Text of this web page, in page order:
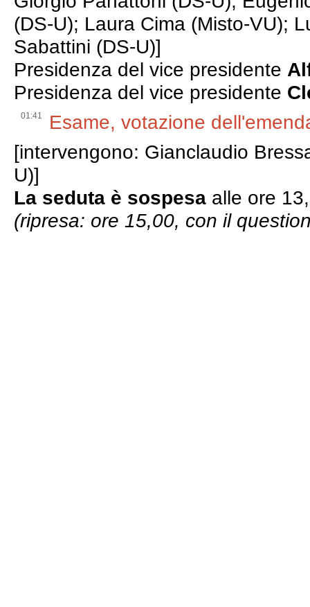
(DS-U); Laura Cima (Misto-VU);
Sabattini (DS-U)]
Presidenza del vice presidente
Presidenza del vice presidente
01:41
Esame, votazione
[intervengono: Gianclaudio
U)]
La seduta è sospesa alle ore
(ripresa: ore 15,00, con il